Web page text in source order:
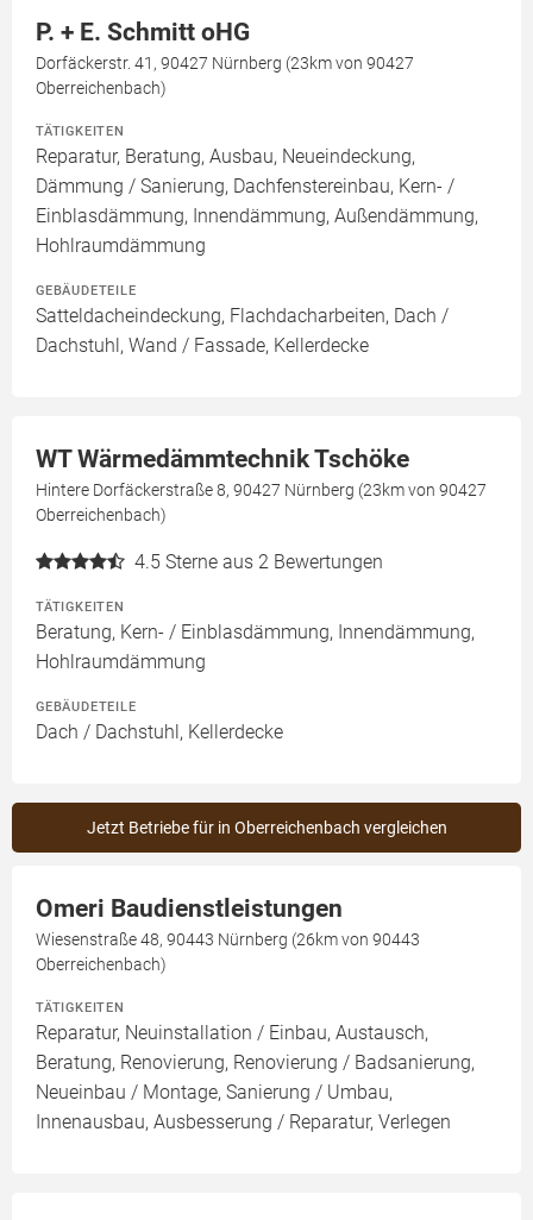
P. + E. Schmitt oHG
Dorfäckerstr. 41, 90427 Nürnberg (23km von 90427
Oberreichenbach)
TÄTIGKEITEN
Reparatur, Beratung, Ausbau, Neueindeckung,
Dämmung / Sanierung, Dachfenstereinbau, Kern- /
Einblasdämmung, Innendämmung, Außendämmung,
Hohlraumdämmung
GEBÄUDETEILE
Satteldacheindeckung, Flachdacharbeiten, Dach /
Dachstuhl, Wand / Fassade, Kellerdecke
WT Wärmedämmtechnik Tschöke
Hintere Dorfäckerstraße 8, 90427 Nürnberg (23km von 90427
Oberreichenbach)
4.5 Sterne aus 2 Bewertungen
TÄTIGKEITEN
Beratung, Kern- / Einblasdämmung, Innendämmung,
Hohlraumdämmung
GEBÄUDETEILE
Dach / Dachstuhl, Kellerdecke
Jetzt Betriebe für in Oberreichenbach vergleichen
Omeri Baudienstleistungen
Wiesenstraße 48, 90443 Nürnberg (26km von 90443
Oberreichenbach)
TÄTIGKEITEN
Reparatur, Neuinstallation / Einbau, Austausch,
Beratung, Renovierung, Renovierung / Badsanierung,
Neueinbau / Montage, Sanierung / Umbau,
Innenausbau, Ausbesserung / Reparatur, Verlegen